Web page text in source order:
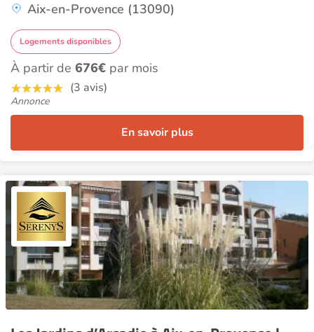
Aix-en-Provence (13090)
Logements disponibles
À partir de 676€ par mois
(3 avis)
Annonce
En savoir plus